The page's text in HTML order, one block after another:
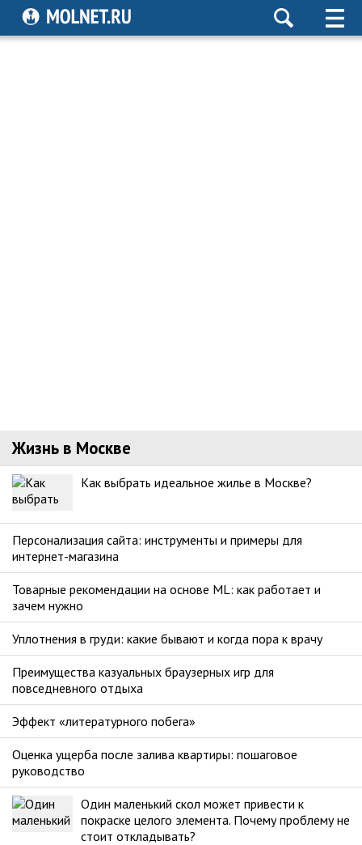
Жизнь в Москве
Как выбрать идеальное жилье в Москве?
Персонализация сайта: инструменты и примеры для
интернет-магазина
Товарные рекомендации на основе ML: как работает и
зачем нужно
Уплотнения в груди: какие бывают и когда пора к врачу
Преимущества казуальных браузерных игр для
повседневного отдыха
Эффект «литературного побега»
Оценка ущерба после залива квартиры: пошаговое
руководство
Один маленький скол может привести к
покраске целого элемента. Почему проблему не
стоит откладывать?